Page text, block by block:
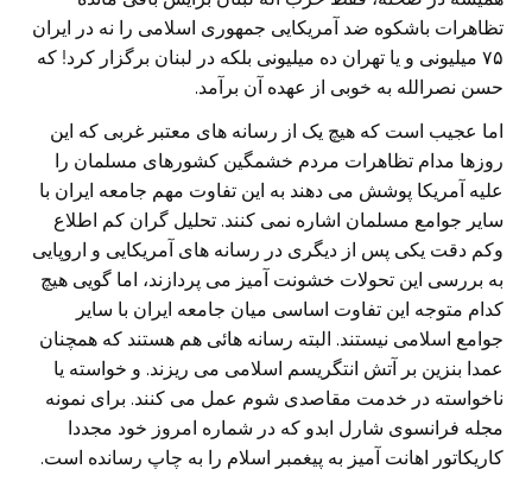
تظاهرات باشکوه ضد آمريکايی جمهوری اسلامی را نه در ايران
۷۵ ميليونی و يا تهران ده ميليونی بلکه در لبنان برگزار کرد! که
حسن نصرالله به خوبی از عهده آن برآمد.
اما عجيب است که هيچ يک از رسانه های معتبر غربی که اين
روزها مدام تظاهرات مردم خشمگين کشورهای مسلمان را
عليه آمريکا پوشش می دهند به اين تفاوت مهم جامعه ايران با
ساير جوامع مسلمان اشاره نمی کنند. تحليل گران کم اطلاع
وکم دقت يکی پس از ديگری در رسانه های آمريکايی و اروپايی
به بررسی اين تحولات خشونت آميز می پردازند، اما گويی هيچ
کدام متوجه اين تفاوت اساسی ميان جامعه ايران با ساير
جوامع اسلامی نيستند. البته رسانه هائی هم هستند که همچنان
عمدا بنزين بر آتش انتگريسم اسلامی می ريزند. و خواسته يا
ناخواسته در خدمت مقاصدی شوم عمل می کنند. برای نمونه
مجله فرانسوی شارل ابدو که در شماره امروز خود مجددا
کاريکاتور اهانت آميز به پيغمبر اسلام را به چاپ رسانده است.